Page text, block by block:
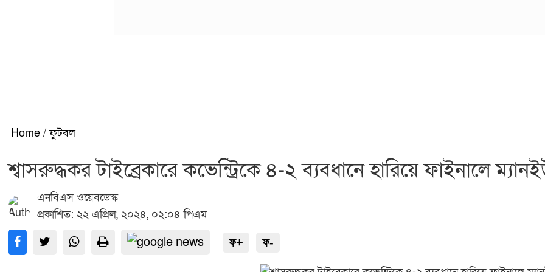
Home / ফুটবল
শ্বাসরুদ্ধকর টাইব্রেকারে কভেন্ট্রিকে ৪-২ ব্যবধানে হারিয়ে ফাইনালে
এনবিএস ওয়েবডেস্ক
প্রকাশিত: ২২ এপ্রিল, ২০২৪, ০২:০৪ পিএম
ফ+ ফ-